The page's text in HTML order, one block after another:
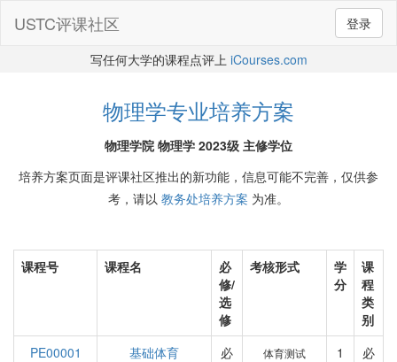
登录
USTC评课社区
写任何大学的课程点评上 iCourses.com
物理学专业培养方案
物理学院 物理学 2023级 主修学位
培养方案页面是评课社区推出的新功能，信息可能不完善，仅供参
考，请以 教务处培养方案 为准。
课程号 课程名
必
修/
选
修
考核形式
学
分
课
程
类
别
PE00001
基础体育
必
体育测试 1
必